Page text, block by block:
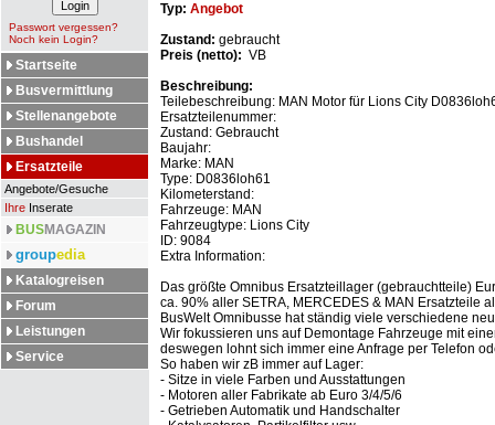
Passwort vergessen?
Noch kein Login?
Startseite
Busvermittlung
Stellenangebote
Bushandel
Ersatzteile
Angebote/Gesuche
Ihre Inserate
BUSMAGAZIN
groupedia
Katalogreisen
Forum
Leistungen
Service
Typ: Angebot
Zustand: gebraucht
Preis (netto): VB
Beschreibung:
Teilebeschreibung: MAN Motor für Lions City
Ersatzteilenummer:
Zustand: Gebraucht
Baujahr:
Marke: MAN
Type: D0836loh61
Kilometerstand:
Fahrzeuge: MAN
Fahrzeugtype: Lions City
ID: 9084
Extra Information:
Das größte Omnibus Ersatzteillager (gebrauchtteile)
ca. 90% aller SETRA, MERCEDES & MAN Ersatzteile
BusWelt Omnibusse hat ständig viele verschiedene
Wir fokussieren uns auf Demontage Fahrzeuge mit
deswegen lohnt sich immer eine Anfrage per Telefon
So haben wir zB immer auf Lager:
- Sitze in viele Farben und Ausstattungen
- Motoren aller Fabrikate ab Euro 3/4/5/6
- Getrieben Automatik und Handschalter